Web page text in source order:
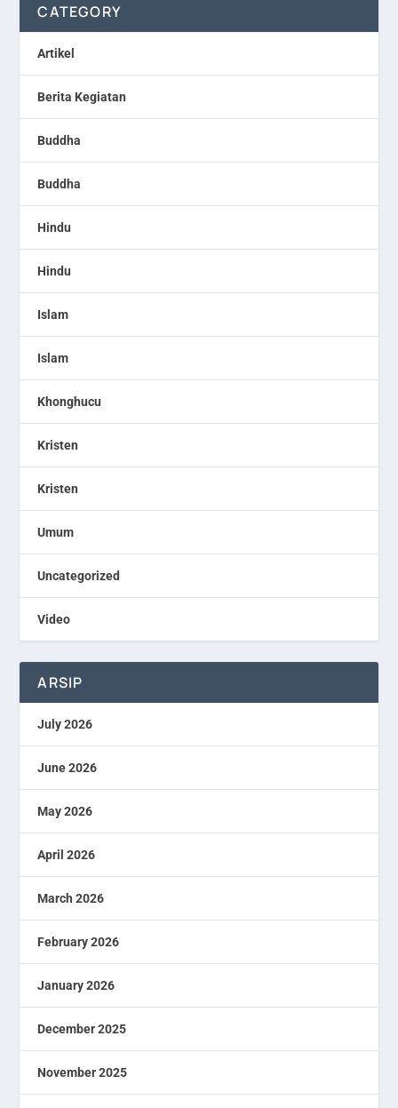
CATEGORY
Artikel
Berita Kegiatan
Buddha
Buddha
Hindu
Hindu
Islam
Islam
Khonghucu
Kristen
Kristen
Umum
Uncategorized
Video
ARSIP
July 2026
June 2026
May 2026
April 2026
March 2026
February 2026
January 2026
December 2025
November 2025